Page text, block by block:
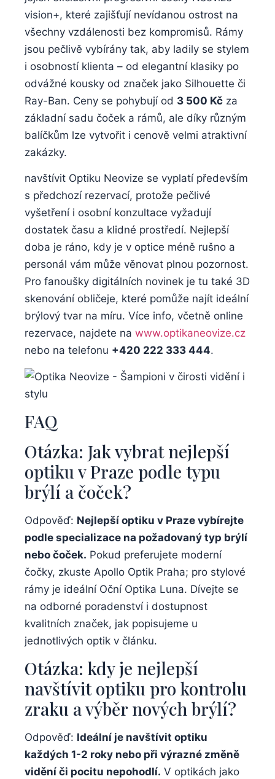
vision+, které zajišťují nevídanou ostrost na
všechny vzdálenosti bez kompromisů. Rámy
jsou pečlivě vybírány tak, aby ladily se stylem
i osobností klienta – od elegantní klasiky po
odvážné kousky od značek jako Silhouette či
Ray-Ban. Ceny se pohybují od 3 500 Kč za
základní sadu čoček a rámů, ale díky různým
balíčkům lze vytvořit i cenově velmi atraktivní
zakázky.
navštívit Optiku Neovize se vyplatí především
s předchozí rezervací, protože pečlivé
vyšetření i osobní konzultace vyžadují
dostatek času a klidné prostředí. Nejlepší
doba je ráno, kdy je v optice méně rušno a
personál vám může věnovat plnou pozornost.
Pro fanoušky digitálních novinek je tu také 3D
skenování obličeje, které pomůže najít ideální
brýlový tvar na míru. Více info, včetně online
rezervace, najdete na www.optikaneovize.cz
nebo na telefonu +420 222 333 444.
FAQ
Otázka: Jak vybrat nejlepší
optiku v Praze podle typu
brýlí a čoček?
Odpověď: Nejlepší optiku v Praze vybírejte
podle specializace na požadovaný typ brýlí
nebo čoček. Pokud preferujete moderní
čočky, zkuste Apollo Optik Praha; pro stylové
rámy je ideální Oční Optika Luna. Dívejte se
na odborné poradenství i dostupnost
kvalitních značek, jak popisujeme u
jednotlivých optik v článku.
Otázka: kdy je nejlepší
navštívit optiku pro kontrolu
zraku a výběr nových brýlí?
Odpověď: Ideální je navštívit optiku
každých 1-2 roky nebo při výrazné změně
vidění či pocitu nepohodlí. V optikách jako